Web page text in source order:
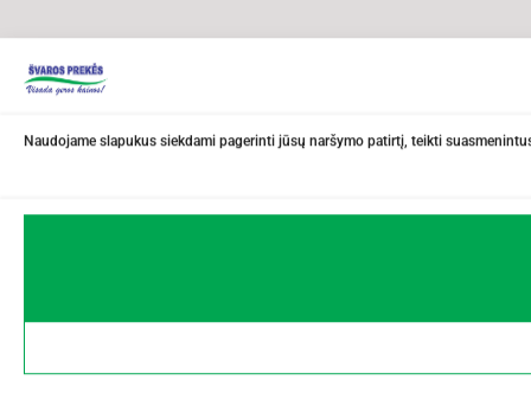
Naudojame slapukus siekdami pagerinti jūsų naršymo patirtį, teikti